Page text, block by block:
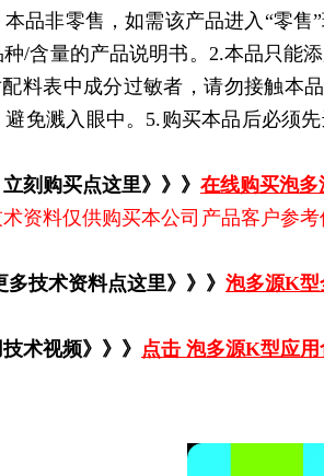
品非零售，如需该产品进入“零售
/含量的产品说明书。2.本品只能
料表中成分过敏者，请勿接触本
免溅入眼中。5.购买本品后必须
刻购买点这里》》》 在线购买泡多
术资料仅供购买本公司产品客户参
技术资料点这里》》》 泡多源K型
术视频》》》 点击 泡多源K型应